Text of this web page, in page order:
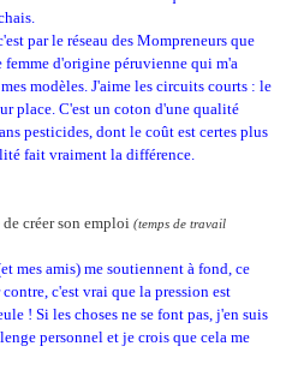
par le réseau des Mompreneurs que
femme d'origine péruvienne qui m'a
modèles. J'aime les circuits courts : le
place. C'est un coton d'une qualité
pesticides, dont le coût est certes plus
fait vraiment la différence.
créer son emploi (temps de travail
mes amis) me soutiennent à fond, ce
c'est vrai que la pression est
! Si les choses ne se font pas, j'en suis
personnel et je crois que cela me